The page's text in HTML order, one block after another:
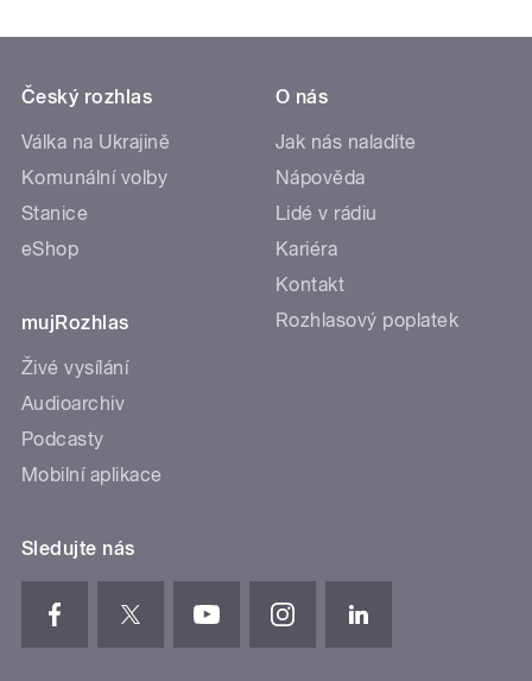
Český rozhlas
Válka na Ukrajině
Komunální volby
Stanice
eShop
mujRozhlas
Živé vysílání
Audioarchiv
Podcasty
Mobilní aplikace
O nás
Jak nás naladíte
Nápověda
Lidé v rádiu
Kariéra
Kontakt
Rozhlasový poplatek
Sledujte nás